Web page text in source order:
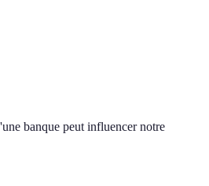
banque peut influencer notre